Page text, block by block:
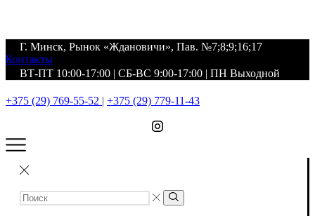
Г. Минск, Рынок «Ждановичи», Пав. №7;8;9;16;17
Контакты
ВТ-ПТ 10:00-17:00 | СБ-ВС 9:00-17:00 | ПН Выходной
+375 (29) 769-55-52 | +375 (29) 779-11-43